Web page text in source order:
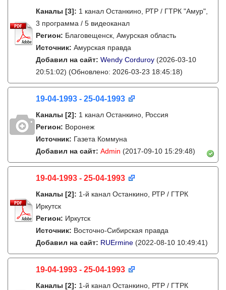
Каналы [3]: 1 канал Останкино, РТР / ГТРК "Амур",
3 программа / 5 видеоканал
Регион: Благовещенск, Амурская область
Источник: Амурская правда
Добавил на сайт: Wendy Corduroy (2026-03-10
20:51:02) (Обновлено: 2026-03-23 18:45:18)
19-04-1993 - 25-04-1993
Каналы [2]: 1 канал Останкино, Россия
Регион: Воронеж
Источник: Газета Коммуна
Добавил на сайт: Admin (2017-09-10 15:29:48)
19-04-1993 - 25-04-1993
Каналы [2]: 1-й канал Останкино, РТР / ГТРК
Иркутск
Регион: Иркутск
Источник: Восточно-Сибирская правда
Добавил на сайт: RUErmine (2022-08-10 10:49:41)
19-04-1993 - 25-04-1993
Каналы [2]: 1-й канал Останкино, РТР / ГТРК